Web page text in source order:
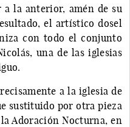
la anterior, amén de su
el artístico dosel
con todo el conjunto
una de las iglesias
a la iglesia de
sustituido por otra pieza
Adoración Nocturna, en